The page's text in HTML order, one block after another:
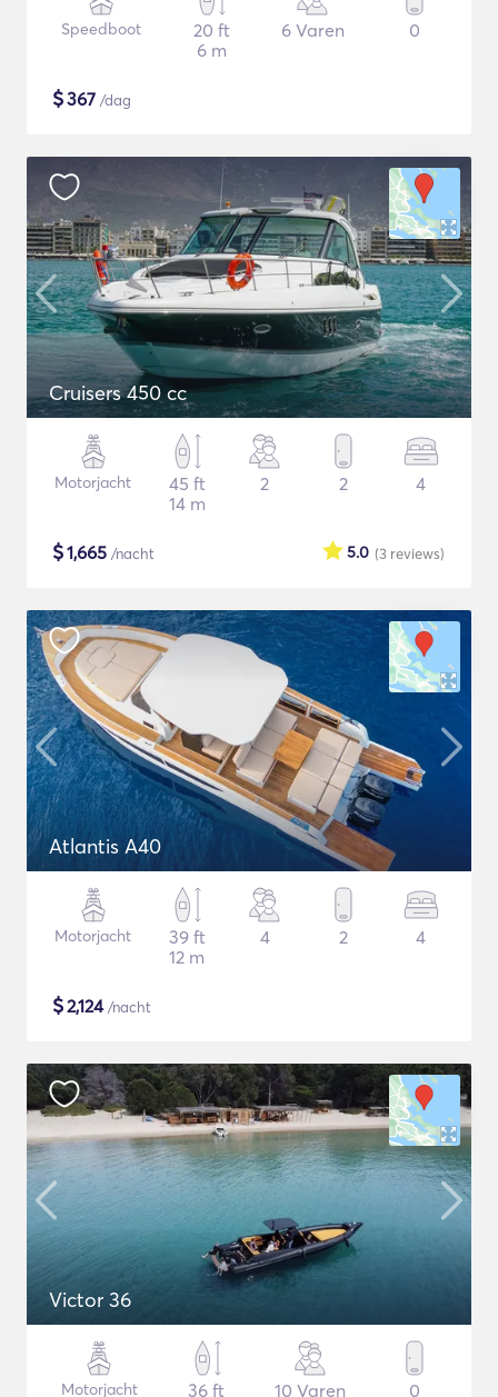
Speedboot
20 ft
6 m
6 Varen 0
$367 /dag
Cruisers 450 cc
Motorjacht
45 ft
14 m
2 2 4
$1,665 /nacht (3 reviews)
5.0
Atlantis A40
Motorjacht
39 ft
12 m
4 2 4
$2,124/nacht
Victor 36
Motorjacht
36 ft
10 Varen 0